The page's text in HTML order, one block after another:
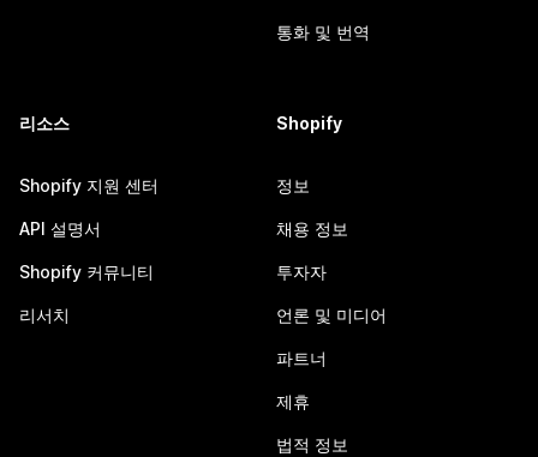
통화 및 번역
리소스
Shopify 지원 센터
API 설명서
Shopify 커뮤니티
리서치
Shopify
정보
채용 정보
투자자
언론 및 미디어
파트너
제휴
법적 정보